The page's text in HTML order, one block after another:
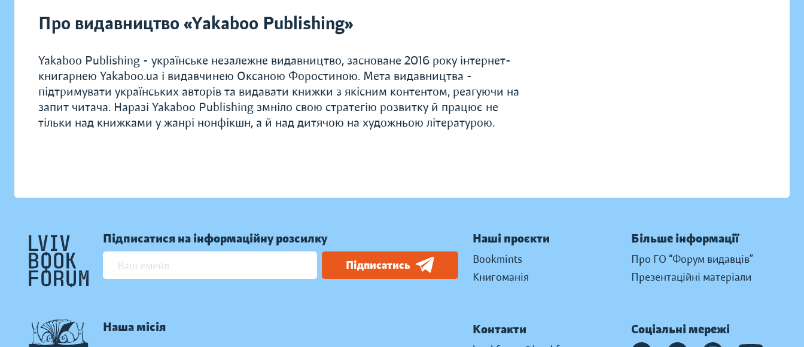
Про видавництво «Yakaboo Publishing»
Yakaboo Publishing - українське незалежне видавництво, засноване 2016 року інтернет-
книгарнею Yakaboo.ua і видавчинею Оксаною Форостиною. Мета видавництва -
підтримувати українських авторів та видавати книжки з якісним контентом, реагуючи на
запит читача. Наразі Yakaboo Publishing змніло свою стратегію розвитку й працює не
тільки над книжками у жанрі нонфікшн, а й над дитячою на художньою літературою.
Підписатися на інформаційну розсилку
Підписатись
Наша місія
Наші проєкти
Bookmints
Книгоманія
Більше інформації
Про ГО “Форум видавців”
Презентаційні матеріали
Контакти Соціальні мережі